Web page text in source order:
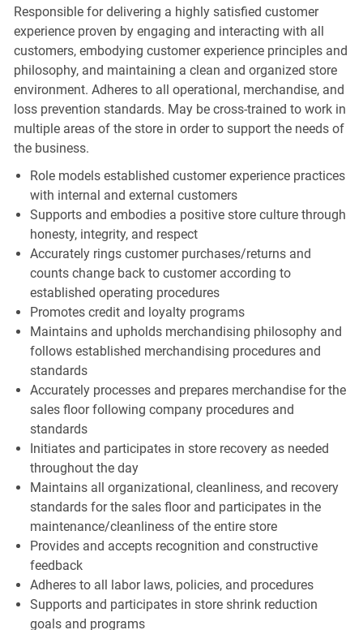
Responsible for delivering a highly satisfied customer
experience proven by engaging and interacting with all
customers, embodying customer experience principles and
philosophy, and maintaining a clean and organized store
environment. Adheres to all operational, merchandise, and
loss prevention standards. May be cross-trained to work in
multiple areas of the store in order to support the needs of
the business.
Role models established customer experience practices
with internal and external customers
Supports and embodies a positive store culture through
honesty, integrity, and respect
Accurately rings customer purchases/returns and
counts change back to customer according to
established operating procedures
Promotes credit and loyalty programs
Maintains and upholds merchandising philosophy and
follows established merchandising procedures and
standards
Accurately processes and prepares merchandise for the
sales floor following company procedures and
standards
Initiates and participates in store recovery as needed
throughout the day
Maintains all organizational, cleanliness, and recovery
standards for the sales floor and participates in the
maintenance/cleanliness of the entire store
Provides and accepts recognition and constructive
feedback
Adheres to all labor laws, policies, and procedures
Supports and participates in store shrink reduction
goals and programs